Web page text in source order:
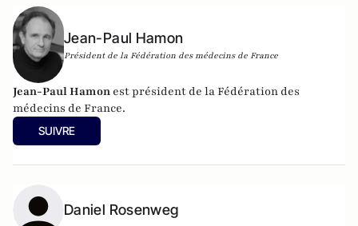
Jean-Paul Hamon
Président de la Fédération des médecins de France
Jean-Paul Hamon est président de la Fédération des
médecins de France.
SUIVRE
Daniel Rosenweg